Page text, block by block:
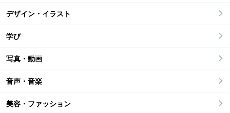
デザイン・イラスト
学び
写真・動画
音声・音楽
美容・ファッション